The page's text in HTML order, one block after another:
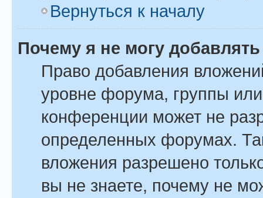
Вернуться к началу
Почему я не могу
Право добавления
уровне форума, группы
конференции может не
определенных форумах.
вложения разрешено
вы не знаете, почему не